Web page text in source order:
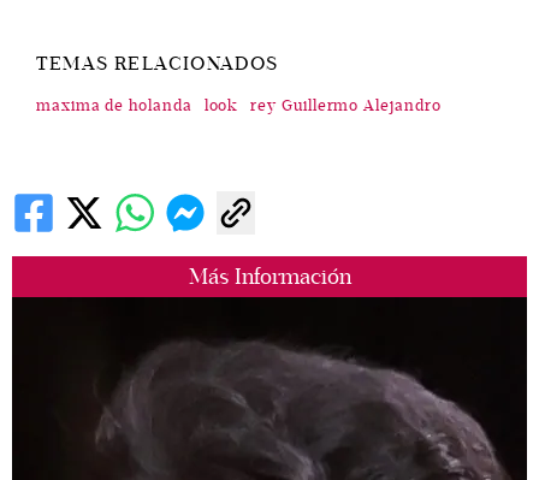
Más Información
TEMAS RELACIONADOS
maxima de holanda look rey Guillermo Alejandro